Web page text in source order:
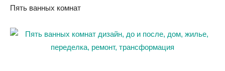
Пять ванных комнат